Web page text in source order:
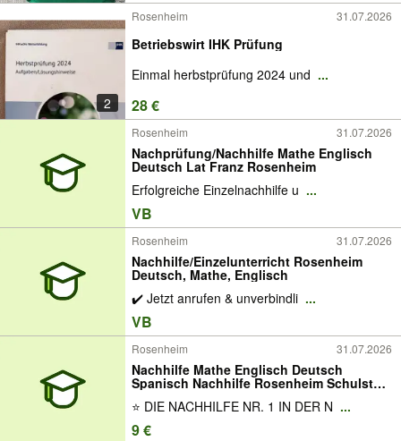
2
Rosenheim 31.07.2026
Betriebswirt IHK Prüfung
Einmal herbstprüfung 2024 und ...
28 €
Rosenheim 31.07.2026
Nachprüfung/Nachhilfe Mathe Englisch
Deutsch Lat Franz Rosenheim
Erfolgreiche Einzelnachhilfe u ...
VB
Rosenheim 31.07.2026
Nachhilfe/Einzelunterricht Rosenheim
Deutsch, Mathe, Englisch
✔️ Jetzt anrufen & unverbindli ...
VB
Rosenheim 31.07.2026
Nachhilfe Mathe Englisch Deutsch
Spanisch Nachhilfe Rosenheim Schulstoff
nachholen Nachhilfeinstitut
Hausaufgabenhilfe Lerntraining Online
Nachhilfe Einzelunterricht Nachhilfe
⭐ DIE NACHHILFE NR. 1 IN DER N ...
9 €